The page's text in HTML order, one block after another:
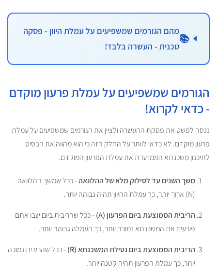
📚
מהם הגורמים שמשפיעים על עמלת היוון - פסקה
טכנית - העשרה בלבד!
הגורמים שמשפיעים על עמלת פרעון מוקדם
- כדאי לקרוא!
ננסה לפשט את פסקת ההעשרה ולציין את הגורמים שמשפיעים על עמלת
פרעון מוקדם. לא כדאי לוותר על החלק הזה כי הוא מהווה את הבסיס
לתיכנון משכנתא הממזערת את עמלת הפרעון המוקדם.
משך השנים עד לסילוק מלא של ההלוואה - ככל שמשך ההלוואה
(N) ארוך יותר, כך עמלת ההיוון תהיה גבוהה יותר.
הריבית הממוצעת ביום הפרעון (A)
- ככל שהריבית ביום שבו אתם
פורעים את המשכנתא נמוכה יותר, כך העמלה גבוהה יותר.
הריבית הממוצעת ביום נטילת המשכנתא (R)
- ככל שהריבית נמוכה
יותר, כך עמלת הפרעון תהיה קטנה יותר.